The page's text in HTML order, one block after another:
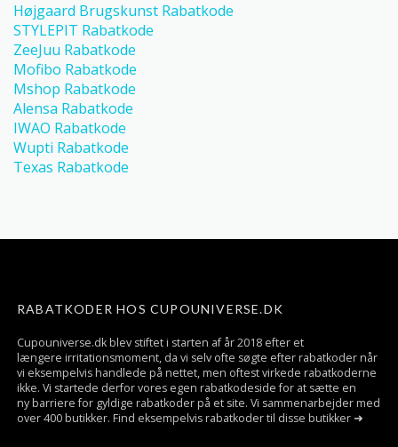
Højgaard Brugskunst Rabatkode
STYLEPIT Rabatkode
ZeeJuu Rabatkode
Mofibo Rabatkode
Mshop Rabatkode
Alensa Rabatkode
IWAO Rabatkode
Wupti Rabatkode
Texas Rabatkode
RABATKODER HOS CUPOUNIVERSE.DK
Cupouniverse.dk blev stiftet i starten af år 2018 efter et
længere irritationsmoment, da vi selv ofte søgte efter rabatkoder når
vi eksempelvis handlede på nettet, men oftest virkede rabatkoderne
ikke. Vi startede derfor vores egen rabatkodeside for at sætte en
ny barriere for gyldige rabatkoder på et site. Vi sammenarbejder med
over 400 butikker. Find eksempelvis rabatkoder til disse butikker ➜